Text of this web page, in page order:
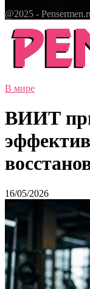
@2025 -
В мире
ВИИТ
16/05/2026